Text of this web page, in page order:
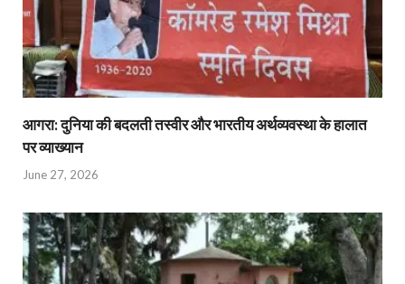
आगरा: दुनिया की बदलती तस्वीर और भारतीय अर्थव्यवस्था के हालात
पर व्याख्यान
June 27, 2026